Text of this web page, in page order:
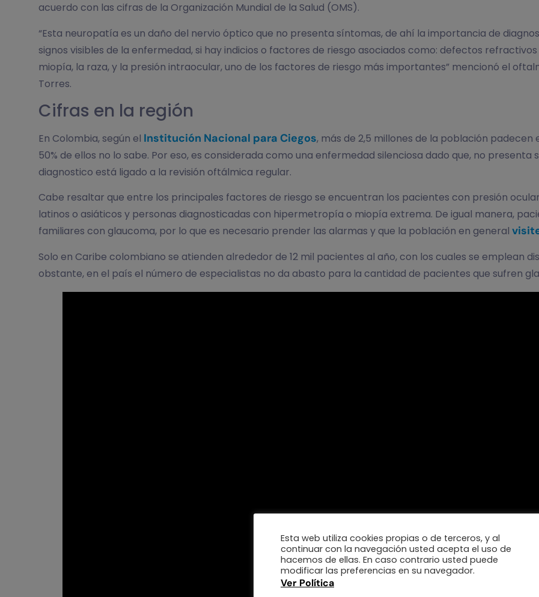
acuerdo con las cifras de la Organización Mundial de la Salud (OMS).
“Esta neuropatía es un daño del nervio óptico que no presenta síntomas, de ahí la importancia de
signos visibles de la enfermedad, si hay indicios o factores de riesgo asociados como: defectos
miopía, la raza, y la presión intraocular, uno de los factores de riesgo más importantes” mencionó el
Torres.
Cifras en la región
En Colombia, según el Institución Nacional para Ciegos, más de 2,5 millones de la población
50% de ellos no lo sabe. Por eso, es considerada como una enfermedad silenciosa dado que, no presenta
diagnostico está ligado a la revisión oftálmica regular.
Cabe resaltar que entre los principales factores de riesgo se encuentran los pacientes con presión
latinos o asiáticos y personas diagnosticadas con hipermetropía o miopía extrema. De igual manera,
familiares con glaucoma, por lo que es necesario prender las alarmas y que la población en general
Solo en Caribe colombiano se atienden alrededor de 12 mil pacientes al año, con los cuales se emplean
obstante, en el país el número de especialistas no da abasto para la cantidad de pacientes que sufren
Esta web utiliza cookies propias o de terceros, y al
continuar con la navegación usted acepta el uso de
hacemos de ellas. En caso contrario usted puede
modificar las preferencias en su navegador.
Ver Política